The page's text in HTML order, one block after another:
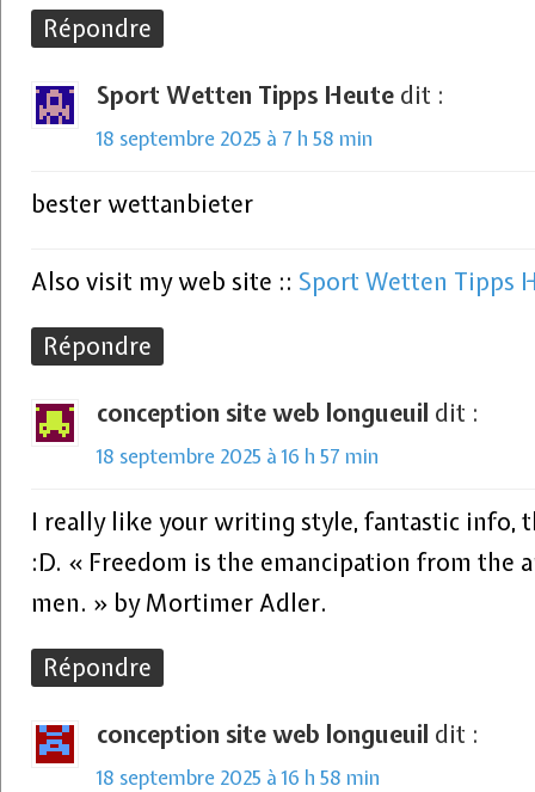
Répondre
Sport Wetten Tipps Heute dit :
18 septembre 2025 à 7 h 58 min
bester wettanbieter
Also visit my web site :: Sport Wetten Tipps
Répondre
conception site web longueuil dit :
18 septembre 2025 à 16 h 57 min
I really like your writing style, fantastic info,
:D. « Freedom is the emancipation from the
men. » by Mortimer Adler.
Répondre
conception site web longueuil dit :
18 septembre 2025 à 16 h 58 min